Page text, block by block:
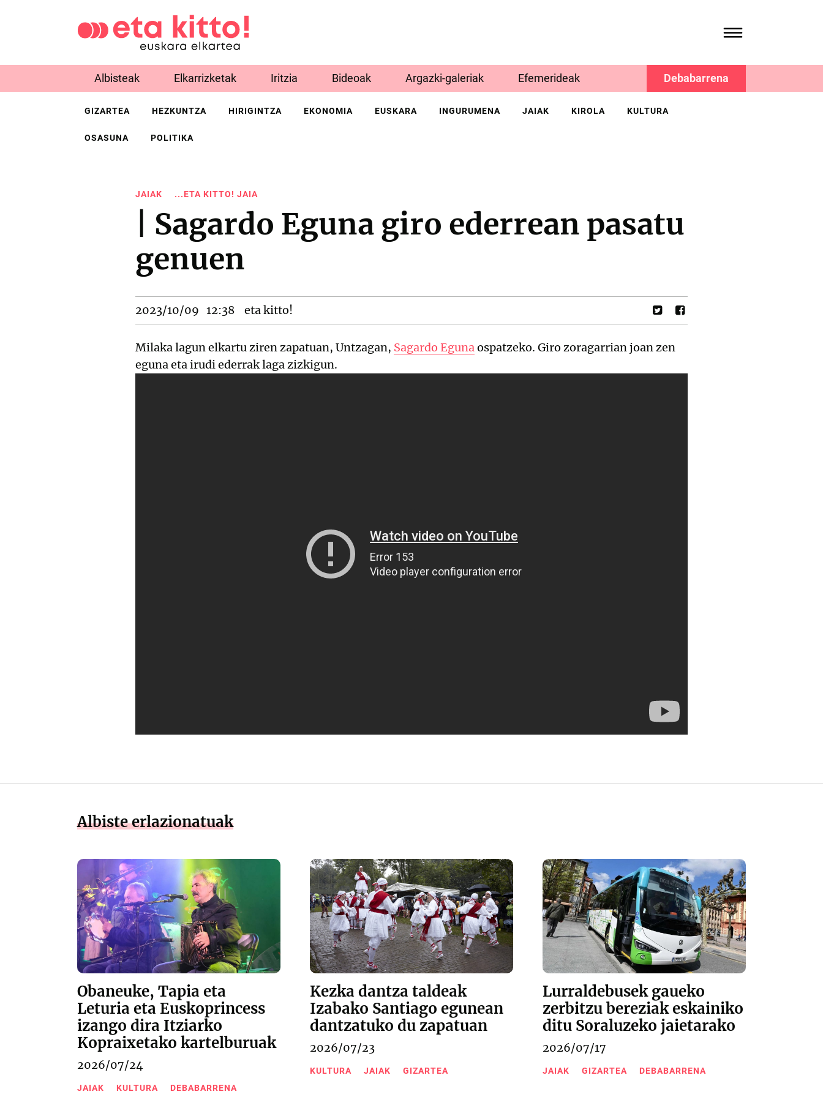
Albisteak Elkarrizketak Iritzia Bideoak Argazki-galeriak Efemerideak Debabarrena
GIZARTEA HEZKUNTZA HIRIGINTZA EKONOMIA EUSKARA INGURUMENA JAIAK KIROLA KULTURA
OSASUNA POLITIKA
JAIAK ...ETA KITTO! JAIA
| Sagardo Eguna giro ederrean pasatu
genuen
2023/10/09 12:38 eta kitto!
Milaka lagun elkartu ziren zapatuan, Untzagan, Sagardo Egunaospatzeko. Giro zoragarrian joan zen
eguna eta irudi ederrak laga zizkigun.
Albiste erlazionatuak
Obaneuke, Tapia eta
Leturia eta Euskoprincess
izango dira Itziarko
Kopraixetako kartelburuak
2026/07/24
JAIAK KULTURA DEBABARRENA
Kezka dantza taldeak
Izabako Santiago egunean
dantzatuko du zapatuan
2026/07/23
KULTURA JAIAK GIZARTEA
Lurraldebusek gaueko
zerbitzu bereziak eskainiko
ditu Soraluzeko jaietarako
2026/07/17
JAIAK GIZARTEA DEBABARRENA